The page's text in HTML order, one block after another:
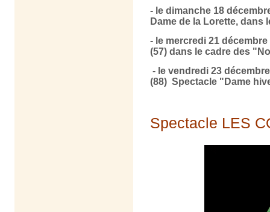
- le dimanche 18
Dame de la Lorette, dans
- le mercredi 21
(57) dans le cadre des
- le vendredi 23
(88) Spectacle "Dame
Spectacle LES